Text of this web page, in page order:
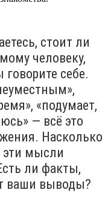
стоит ли
человеку,
говорите себе.
«подумает,
— всё это
Насколько
эти мысли
ли факты,
ваши выводы?